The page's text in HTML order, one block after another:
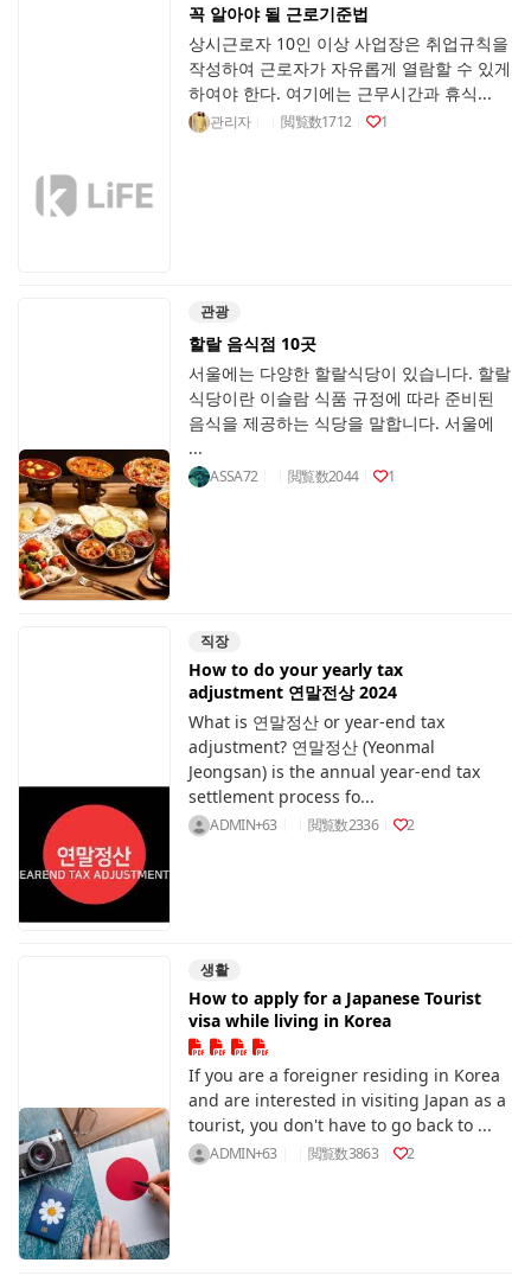
꼭 알아야 될 근로기준법
상시근로자 10인 이상 사업장은 취업규칙을
작성하여 근로자가 자유롭게 열람할 수 있게
하여야 한다. 여기에는 근무시간과 휴식...
관리자 閲覧数1712 1
관광
할랄 음식점 10곳
서울에는 다양한 할랄식당이 있습니다. 할랄
식당이란 이슬람 식품 규정에 따라 준비된
음식을 제공하는 식당을 말합니다. 서울에
...
ASSA72 閲覧数2044 1
직장
How to do your yearly tax
adjustment 연말전상 2024
What is 연말정산 or year-end tax
adjustment? 연말정산 (Yeonmal
Jeongsan) is the annual year-end tax
settlement process fo...
ADMIN+63 閲覧数2336 2
생활
How to apply for a Japanese Tourist
visa while living in Korea
If you are a foreigner residing in Korea
and are interested in visiting Japan as a
tourist, you don't have to go back to ...
ADMIN+63 閲覧数3863 2